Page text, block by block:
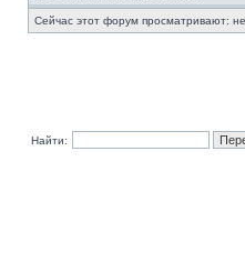
Сейчас этот форум просматривают:
Найти: